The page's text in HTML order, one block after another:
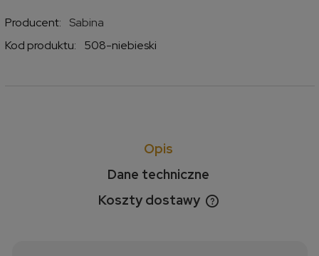
Producent:
Sabina
Kod produktu:
508-niebieski
Opis
Dane techniczne
Koszty dostawy
Cena nie zawiera ewentualnych kosztów płatności